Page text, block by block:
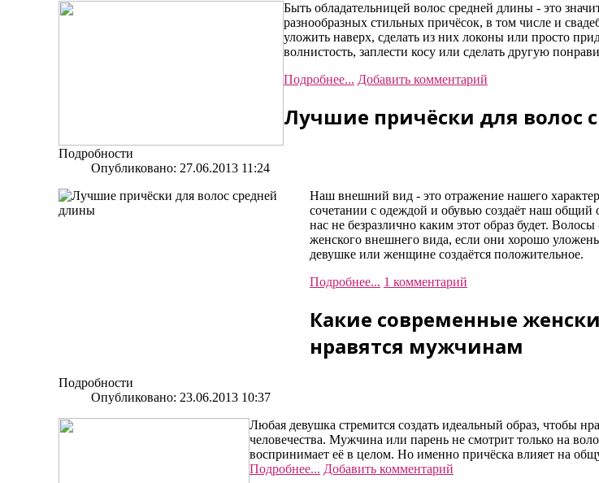
Быть обладательницей волос средней длины - это
разнообразных стильных причёсок, в том числе и
уложить наверх, сделать из них локоны или просто
волнистость, заплести косу или сделать другую
Подробнее... Добавить комментарий
Лучшие причёски для волос
Подробности
Опубликовано: 27.06.2013 11:24
Наш внешний вид - это отражение нашего
сочетании с одеждой и обувью создаёт наш общий
нас не безразлично каким этот образ будет.
женского внешнего вида, если они хорошо
девушке или женщине создаётся положительное.
Подробнее... 1 комментарий
Какие современные
нравятся мужчинам
Подробности
Опубликовано: 23.06.2013 10:37
Любая девушка стремится создать идеальный образ, чтобы
человечества. Мужчина или парень не смотрит только на
воспринимает её в целом. Но именно причёска влияет на
Подробнее... Добавить комментарий